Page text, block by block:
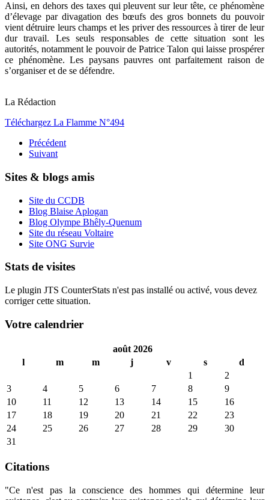
Ainsi, en dehors des taxes qui pleuvent sur leur tête, ce phénomène
d’élevage par divagation des bœufs des gros bonnets du pouvoir
vient détruire leurs champs et les priver des ressources à tirer de leur
dur travail. Les seuls responsables de cette situation sont les
autorités, notamment le pouvoir de Patrice Talon qui laisse prospérer
ce phénomène. Les paysans pauvres ont parfaitement raison de
s’organiser et de se défendre.
La Rédaction
Téléchargez La Flamme N°494
Précédent
Suivant
Sites & blogs amis
Site du CCDB
Blog Blaise Aplogan
Blog Olympe Bhêly-Quenum
Site du réseau Voltaire
Site ONG Survie
Stats de visites
Le plugin JTS CounterStats n'est pas installé ou activé, vous devez
corriger cette situation.
Votre calendrier
août 2026
l
m m j v s
d
1
2
3
4 5 6 7 8
9
10
11 12 13 14 15
16
17
18 19 20 21 22
23
24
25 26 27 28 29
30
31
Citations
"Ce n'est pas la conscience des hommes qui détermine leur